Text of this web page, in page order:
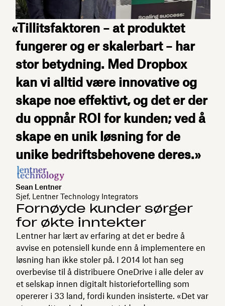
«Tillitsfaktoren – at produktet
fungerer og er skalerbart – har
stor betydning. Med Dropbox
kan vi alltid være innovative og
skape noe effektivt, og det er der
du oppnår ROI for kunden; ved å
skape en unik løsning for de
unike bedriftsbehovene deres.»
Sean Lentner
Sjef, Lentner Technology Integrators
Fornøyde kunder sørger
for økte inntekter
Lentner har lært av erfaring at det er bedre å
avvise en potensiell kunde enn å implementere en
løsning han ikke stoler på. I 2014 lot han seg
overbevise til å distribuere OneDrive i alle deler av
et selskap innen digitalt historiefortelling som
opererer i 33 land, fordi kunden insisterte. «Det var